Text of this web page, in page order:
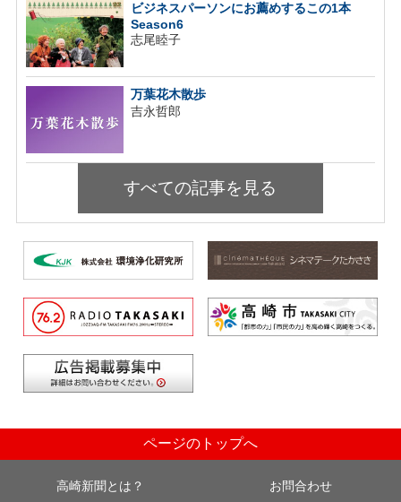
ビジネスパーソンにお薦めするこの1本
Season6
志尾睦子
万葉花木散歩
吉永哲郎
すべての記事を見る
ページのトップへ
高崎新聞とは？ お問合わせ